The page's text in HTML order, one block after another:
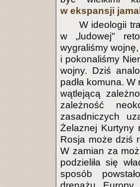
w ekspansji
W ideologii
w „ludowej"
wygraliśmy
i pokonaliśmy
wojny. Dziś
padła komuna.
wątlejącą
zależność
zasadniczych
Żelaznej Kurtyny
Rosja może dziś
W zamian za
podzieliła się
sposób